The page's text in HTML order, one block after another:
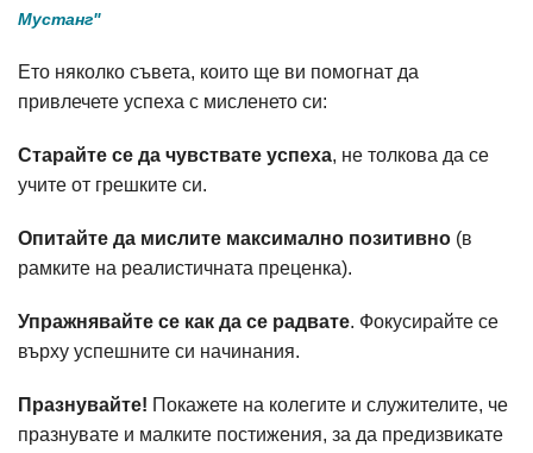
Мустанг"
Ето няколко съвета, които ще ви помогнат да
привлечете успеха с мисленето си:
Старайте се да чувствате успеха, не толкова да се
учите от грешките си.
Опитайте да мислите максимално позитивно (в
рамките на реалистичната преценка).
Упражнявайте се как да се радвате. Фокусирайте се
върху успешните си начинания.
Празнувайте! Покажете на колегите и служителите, че
празнувате и малките постижения, за да предизвикате